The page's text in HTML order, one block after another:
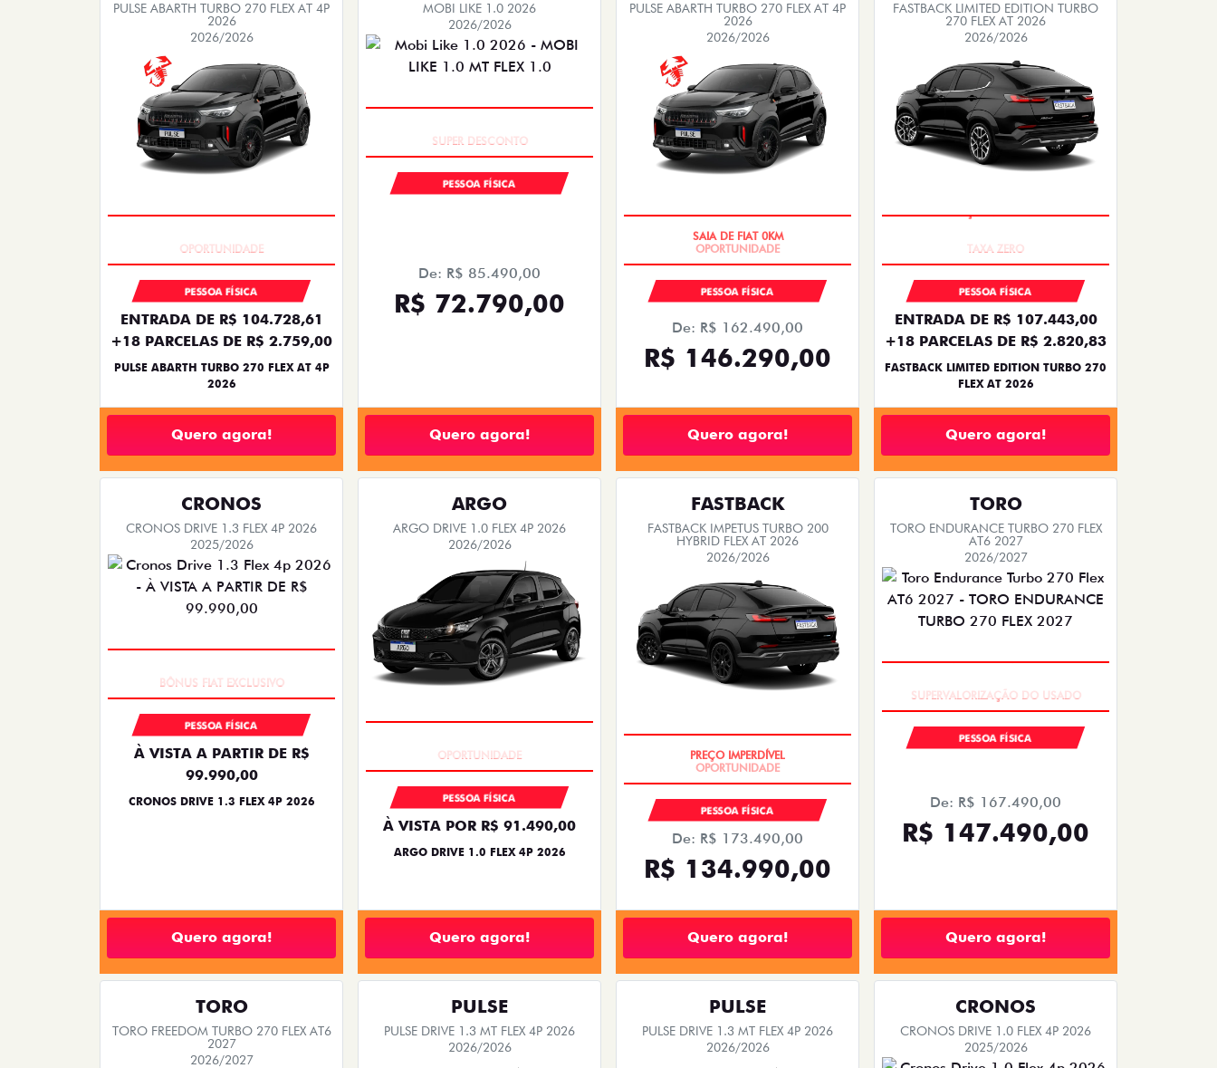
PULSE ABARTH TURBO 270 FLEX AT 4P
2026
2026/2026
PESSOA FÍSICA
ENTRADA DE R$ 104.728,61
+18 PARCELAS DE R$ 2.759,00
PULSE ABARTH TURBO 270 FLEX AT 4P
2026
Quero agora!
MOBI LIKE 1.0 2026
2026/2026
PESSOA FÍSICA
De: R$ 85.490,00
R$ 72.790,00
Quero agora!
PULSE ABARTH TURBO 270 FLEX AT 4P
2026
2026/2026
PESSOA FÍSICA
De: R$ 162.490,00
R$ 146.290,00
Quero agora!
FASTBACK LIMITED EDITION TURBO
270 FLEX AT 2026
2026/2026
PREÇO IMPERDÍVEL
PESSOA FÍSICA
ENTRADA DE R$ 107.443,00
+18 PARCELAS DE R$ 2.820,83
FASTBACK LIMITED EDITION TURBO 270
FLEX AT 2026
Quero agora!
CRONOS
CRONOS DRIVE 1.3 FLEX 4P 2026
2025/2026
PESSOA FÍSICA
À VISTA A PARTIR DE R$
99.990,00
CRONOS DRIVE 1.3 FLEX 4P 2026
Quero agora!
ARGO
ARGO DRIVE 1.0 FLEX 4P 2026
2026/2026
PESSOA FÍSICA
À VISTA POR R$ 91.490,00
ARGO DRIVE 1.0 FLEX 4P 2026
Quero agora!
FASTBACK
FASTBACK IMPETUS TURBO 200
HYBRID FLEX AT 2026
2026/2026
PESSOA FÍSICA
De: R$ 173.490,00
R$ 134.990,00
Quero agora!
TORO
TORO ENDURANCE TURBO 270 FLEX
AT6 2027
2026/2027
PESSOA FÍSICA
De: R$ 167.490,00
R$ 147.490,00
Quero agora!
TORO
TORO FREEDOM TURBO 270 FLEX AT6
2027
2026/2027
PULSE
PULSE DRIVE 1.3 MT FLEX 4P 2026
2026/2026
PULSE
PULSE DRIVE 1.3 MT FLEX 4P 2026
2026/2026
CRONOS
CRONOS DRIVE 1.0 FLEX 4P 2026
2025/2026